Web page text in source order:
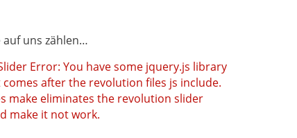
auf uns zählen…
Error: You have some jquery.js library
after the revolution files js include.
make eliminates the revolution slider
make it not work.